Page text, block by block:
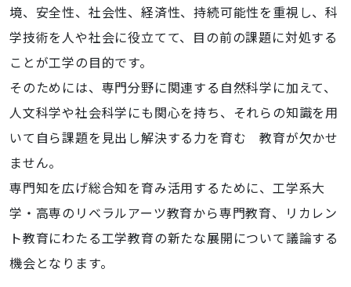
次
大
会
を
京
都
大
学
桂
キ
ャ
ン
パ
ス
に
境、安全性、社会性、経済性、持続可能性を重視し、科
学技術を人や社会に役立てて、 目の前の課題に対処する
ことが工学の目的です。
そのためには、専門分野に関連する自然科学に加えて、
人文科学や社会科学にも関心を持ち、 それらの知識を用
いて自ら課題を見出し解決する力を育む
教育が欠かせ
ません。
専門知を広げ総合知を育み活用するために、 工学系大
学・ 高専のリベラルアーツ教育から専門教育、
リカレン
ト教育にわたる工学教育の新たな展開について議論する
機会となります。